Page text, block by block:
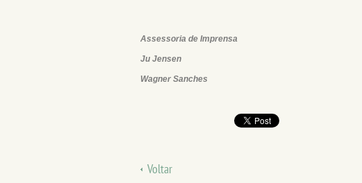
Assessoria de Imprensa
Ju Jensen
Wagner Sanches
Voltar